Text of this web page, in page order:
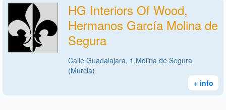
HG Interiors Of Wood,
Hermanos García Molina de
Segura
Calle Guadalajara, 1,Molina de Segura
(Murcia)
+ info